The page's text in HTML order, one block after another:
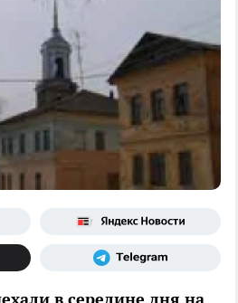
в середине дня на